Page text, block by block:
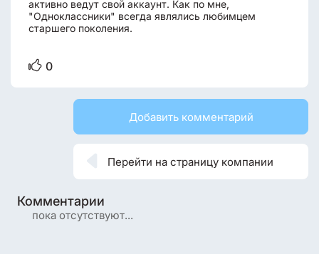
активно ведут свой аккаунт. Как по мне,
"Одноклассники" всегда являлись любимцем
старшего поколения.
0
Добавить комментарий
Перейти на страницу компании
Комментарии
пока отсутствуют...